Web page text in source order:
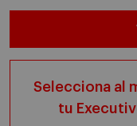
Selecciona al
tu